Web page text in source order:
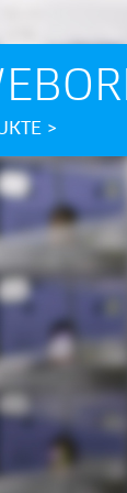
>